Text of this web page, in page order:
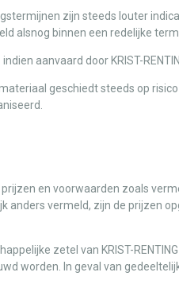
zijn steeds louter
alsnog binnen een redelijke
aanvaard door KRIST-
geschiedt steeds op
en voorwaarden zoals
anders vermeld, zijn de prijzen
zetel van KRIST-
worden. In geval van